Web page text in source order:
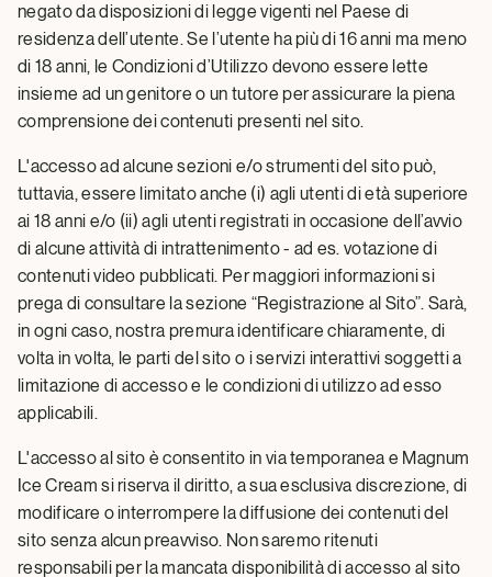
negato da disposizioni di legge vigenti nel Paese di
residenza dell’utente. Se l’utente ha più di 16 anni ma meno
di 18 anni, le Condizioni d’Utilizzo devono essere lette
insieme ad un genitore o un tutore per assicurare la piena
comprensione dei contenuti presenti nel sito.
L'accesso ad alcune sezioni e/o strumenti del sito può,
tuttavia, essere limitato anche (i) agli utenti di età superiore
ai 18 anni e/o (ii) agli utenti registrati in occasione dell’avvio
di alcune attività di intrattenimento - ad es. votazione di
contenuti video pubblicati. Per maggiori informazioni si
prega di consultare la sezione “Registrazione al Sito”. Sarà,
in ogni caso, nostra premura identificare chiaramente, di
volta in volta, le parti del sito o i servizi interattivi soggetti a
limitazione di accesso e le condizioni di utilizzo ad esso
applicabili.
L'accesso al sito è consentito in via temporanea e Magnum
Ice Cream si riserva il diritto, a sua esclusiva discrezione, di
modificare o interrompere la diffusione dei contenuti del
sito senza alcun preavviso. Non saremo ritenuti
responsabili per la mancata disponibilità di accesso al sito